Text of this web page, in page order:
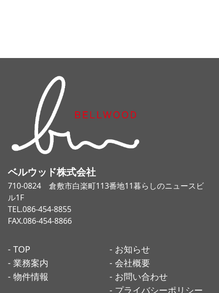
ベルウッド株式会社
710-0824 倉敷市白楽町113番地11暮らしのニュースビ
ル1F
TEL.086-454-8855
FAX.086-454-8866
- TOP
- 業務案内
- 物件情報
- お知らせ
- 会社概要
- お問い合わせ
- プライバシーポリシー